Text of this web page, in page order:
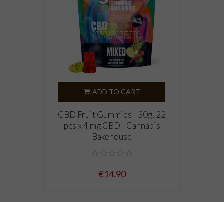
ADD TO CART
CBD Fruit Gummies - 30g, 22
pcs x 4 mg CBD - Cannabis
Bakehouse
€14.90